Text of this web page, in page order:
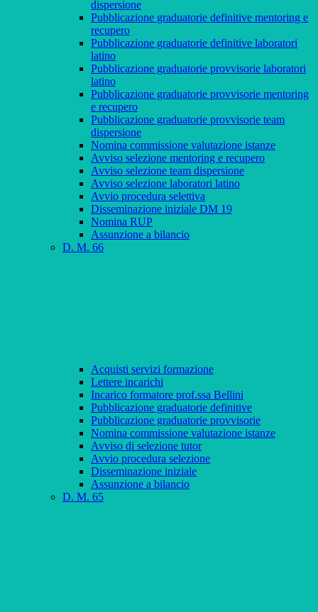
dispersione
Pubblicazione graduatorie definitive mentoring e
recupero
Pubblicazione graduatorie definitive laboratori
latino
Pubblicazione graduatorie provvisorie laboratori
latino
Pubblicazione graduatorie provvisorie mentoring
e recupero
Pubblicazione graduatorie provvisorie team
dispersione
Nomina commissione valutazione istanze
Avviso selezione mentoring e recupero
Avviso selezione team dispersione
Avviso selezione laboratori latino
Avvio procedura selettiva
Disseminazione iniziale DM 19
Nomina RUP
Assunzione a bilancio
D. M. 66
Acquisti servizi formazione
Lettere incarichi
Incarico formatore prof.ssa Bellini
Pubblicazione graduatorie definitive
Pubblicazione graduatorie provvisorie
Nomina commissione valutazione istanze
Avviso di selezione tutor
Avvio procedura selezione
Disseminazione iniziale
Assunzione a bilancio
D. M. 65